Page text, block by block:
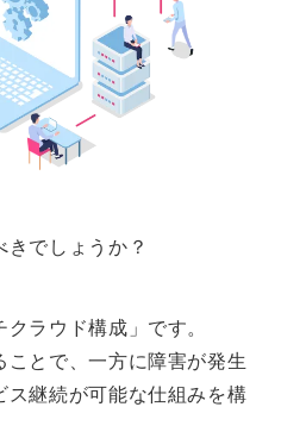
きでしょうか？
ラウド構成」です。
とで、一方に障害が発生
ス継続が可能な仕組みを構